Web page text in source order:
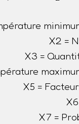
X2 =
X3 =
X5 =
X7 =